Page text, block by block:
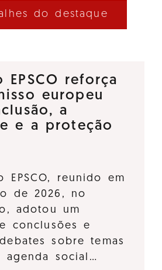
do destaque
EPSCO reforça
europeu
a
e a proteção
EPSCO, reunido em
de 2026, no
adotou um
conclusões e
sobre temas
agenda social…